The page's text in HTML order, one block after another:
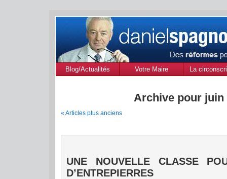
Blog/Actualités Votre Maire
La
Archive pour juin
« Articles plus anciens
UNE NOUVELLE CLASSE
D’ENTREPIERRES